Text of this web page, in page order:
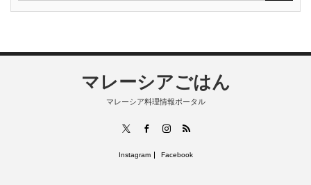
マレーシアごはん
マレーシア料理情報ポータル
FacebookInstagram
RSS
Instagram Facebook